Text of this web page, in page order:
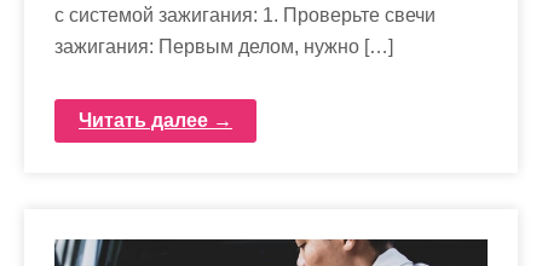
с системой зажигания: 1. Проверьте свечи
зажигания: Первым делом, нужно […]
Читать далее →